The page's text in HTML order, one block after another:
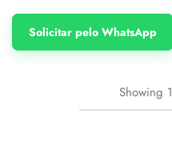
Solicitar pelo WhatsApp
Showing 1